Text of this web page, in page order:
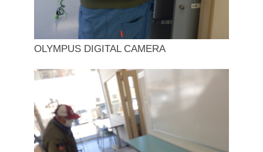
OLYMPUS DIGITAL CAMERA